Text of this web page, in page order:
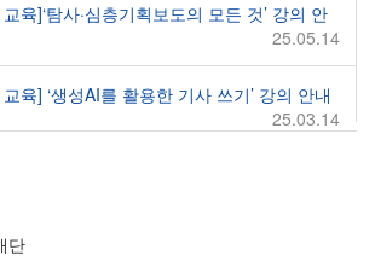
육]‘탐사·심층기획보도의 모든 것’ 강의 안
25.05.14
육] ‘생성AI를 활용한 기사 쓰기’ 강의 안내
25.03.14
단